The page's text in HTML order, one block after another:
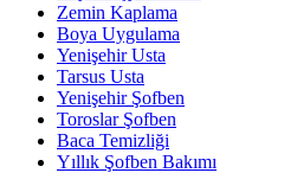
Zemin Kaplama
Boya Uygulama
Yenişehir Usta
Tarsus Usta
Yenişehir Şofben
Toroslar Şofben
Baca Temizliği
Yıllık Şofben Bakımı